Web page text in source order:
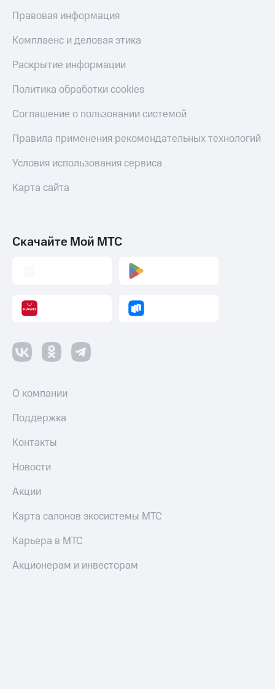
Правовая информация
Комплаенс и деловая этика
Раскрытие информации
Политика обработки cookies
Соглашение о пользовании системой
Правила применения рекомендательных технологий
Условия использования сервиса
Карта сайта
Скачайте Мой МТС
О компании
Поддержка
Контакты
Новости
Акции
Карта салонов экосистемы МТС
Карьера в МТС
Акционерам и инвесторам